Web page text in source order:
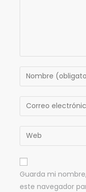
Guarda mi
este navegador